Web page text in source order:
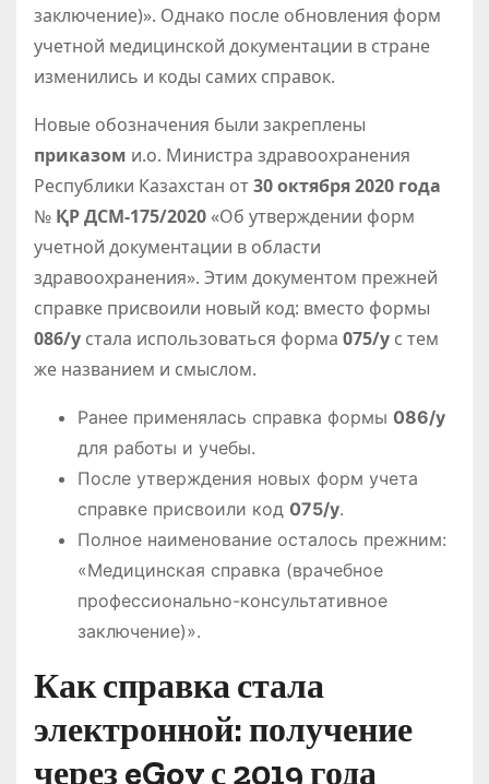
заключение)». Однако после обновления форм
учетной медицинской документации в стране
изменились и коды самих справок.
Новые обозначения были закреплены
приказом и.о. Министра здравоохранения
Республики Казахстан от30 октября 2020 года
№ ҚР ДСМ-175/2020«Об утверждении форм
учетной документации в области
здравоохранения». Этим документом прежней
справке присвоили новый код: вместо формы
086/у стала использоваться форма 075/у с тем
же названием и смыслом.
Ранее применялась справка формы 086/у
для работы и учебы.
После утверждения новых форм учета
справке присвоили код 075/у.
Полное наименование осталось прежним:
«Медицинская справка (врачебное
профессионально-консультативное
заключение)».
Как справка стала
электронной: получение
через eGov с 2019 года